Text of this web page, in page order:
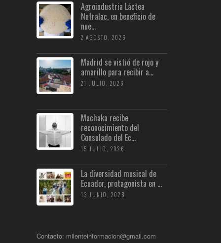
Agroindustria Láctea
Nutralac, en beneficio de
nue...
2 AGOSTO, 2026
Madrid se vistió de rojo y
amarillo para recibir a...
21 JULIO, 2026
Machaka recibe
reconocimiento del
Consulado del Ec...
15 JULIO, 2026
La diversidad musical de
Ecuador, protagonista en ...
13 JUNIO, 2026
Contacto: milenteinformacion@gmail.com